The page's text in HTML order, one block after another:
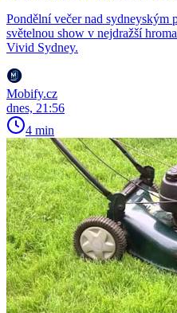
Pondělní večer nad sydneyským
světelnou show v nejdražší
Vivid Sydney.
Mobify.cz
dnes, 21:56
4 min